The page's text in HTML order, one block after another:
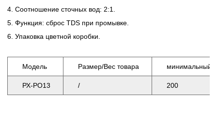
4. Соотношение сточных вод: 2:1.
5. Функция: сброс TDS при промывке.
6. Упаковка цветной коробки.
     Модель
     Размер/Вес товара
     РХ-РО13
     /
     200